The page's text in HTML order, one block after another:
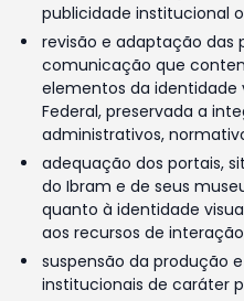
publicidade institucional
revisão e adaptação das
comunicação que
elementos da identidade
Federal, preservada a
administrativos,
adequação dos portais,
do Ibram e de seus
quanto à identidade
aos recursos de
suspensão da produção
institucionais de caráter